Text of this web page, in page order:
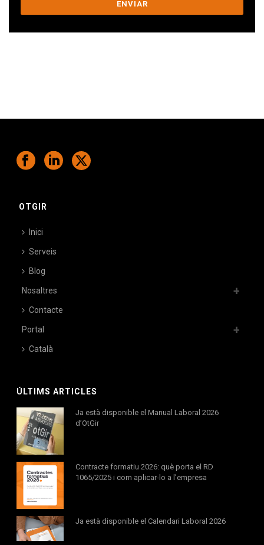
OTGIR
Inici
Serveis
Blog
Nosaltres
Contacte
Portal
Català
ÚLTIMS ARTICLES
Ja està disponible el Manual Laboral 2026
d’OtGir
Contracte formatiu 2026: què porta el RD
1065/2025 i com aplicar-lo a l’empresa
Ja està disponible el Calendari Laboral 2026